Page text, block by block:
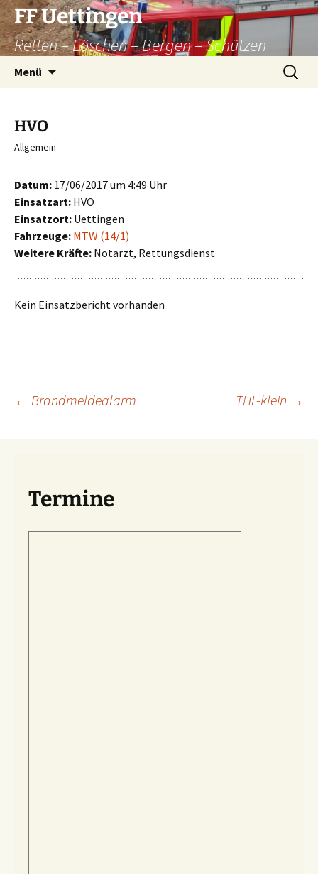
Zum
Inhalt
springen
FF Uettingen
Retten – Löschen – Bergen – Schützen
Menü
Suchen
nach:
HVO
Allgemein
Datum: 17/06/2017 um 4:49 Uhr
Einsatzart: HVO
Einsatzort: Uettingen
Fahrzeuge: MTW (14/1)
Weitere Kräfte: Notarzt, Rettungsdienst
Kein Einsatzbericht vorhanden
Beitragsnavigation
← Brandmeldealarm THL-klein →
Termine